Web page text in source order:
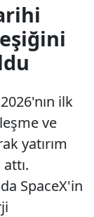
ilk
ve
yatırım
SpaceX'in